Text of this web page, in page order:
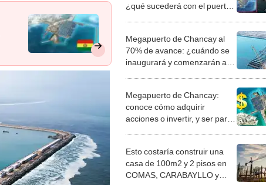
¿qué sucederá con el puerto
Megapuerto de Chancay al
70% de avance: ¿cuándo se
inaugurará y comenzarán a
Megapuerto de Chancay:
conoce cómo adquirir
acciones o invertir, y ser parte
Esto costaría construir una
casa de 100m2 y 2 pisos en
COMAS, CARABAYLLO y